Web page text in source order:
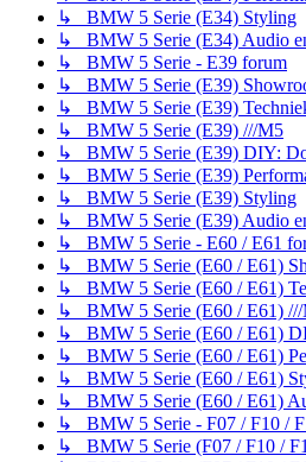
↳ BMW 5 Serie (E34) Styling
↳ BMW 5 Serie (E34) Audio
↳ BMW 5 Serie - E39 forum
↳ BMW 5 Serie (E39)
↳ BMW 5 Serie (E39)
↳ BMW 5 Serie (E39) ///M5
↳ BMW 5 Serie (E39) DIY:
↳ BMW 5 Serie (E39)
↳ BMW 5 Serie (E39) Styling
↳ BMW 5 Serie (E39) Audio
↳ BMW 5 Serie - E60 / E61
↳ BMW 5 Serie (E60 / E61)
↳ BMW 5 Serie (E60 / E61)
↳ BMW 5 Serie (E60 / E61)
↳ BMW 5 Serie (E60 / E61)
↳ BMW 5 Serie (E60 / E61)
↳ BMW 5 Serie (E60 / E61)
↳ BMW 5 Serie (E60 / E61)
↳ BMW 5 Serie - F07 / F10 /
↳ BMW 5 Serie (F07 / F10 /